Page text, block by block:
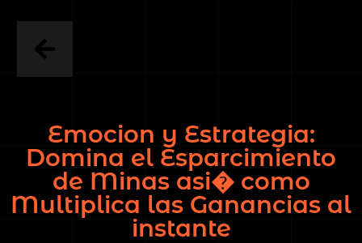
Emocion y Estrategia:
Domina el Esparcimiento
de Minas asi� como
Multiplica las Ganancias al
instante